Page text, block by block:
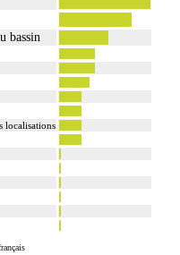
bassin
localisations